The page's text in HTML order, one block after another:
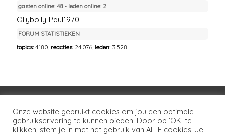
gasten online: 48 ▪︎ leden online: 2
Ollybolly, Paul1970
FORUM STATISTIEKEN
topics:4.180, reacties: 24.076, leden: 3.528
Voorwaarden Huisregels
Privacybeleid
Disclaimer
Over LSG Ons netwerk Contact
Onze website gebruikt cookies om jou een optimale
gebruikservaring te kunnen bieden. Door op ‘OK’ te
klikken, stem je in met het gebruik van ALLE cookies. Je